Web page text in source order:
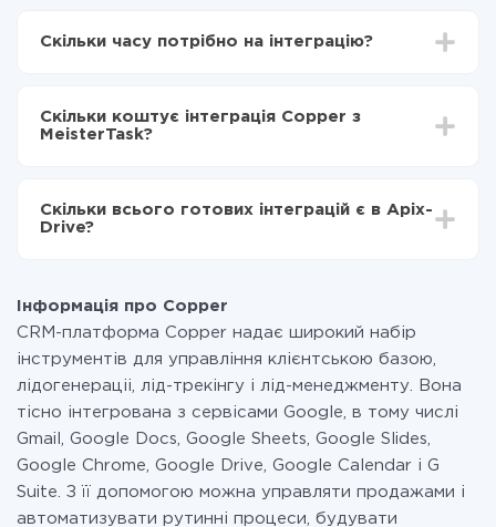
Вибираєте які дані передавати з Copper в
Тепер дані будуть автоматично передаватися з
Copper в MeisterTask
Скільки часу потрібно на інтеграцію?
становити від 5-ти до 30-хвилин. У середньому
налаштування займає 10-15 хвилин.
Скільки коштує інтеграція Copper з
MeisterTask?
Ви оплачуєте лише кількість даних, які за фактом
передаються з однієї вашої системи в іншу через
при необхідності. Детальніше про
Скільки всього готових інтеграцій є в Apix-
Drive?
Інформація про Copper
CRM-платформа Copper надає широкий набір
інструментів для управління клієнтською базою,
лідогенераціі, лід-трекінгу і лід-менеджменту. Вона
тісно інтегрована з сервісами Google, в тому числі
Gmail, Google Docs, Google Sheets, Google Slides,
Google Chrome, Google Drive, Google Calendar і G
Suite. З її допомогою можна управляти продажами і
автоматизувати рутинні процеси, будувати